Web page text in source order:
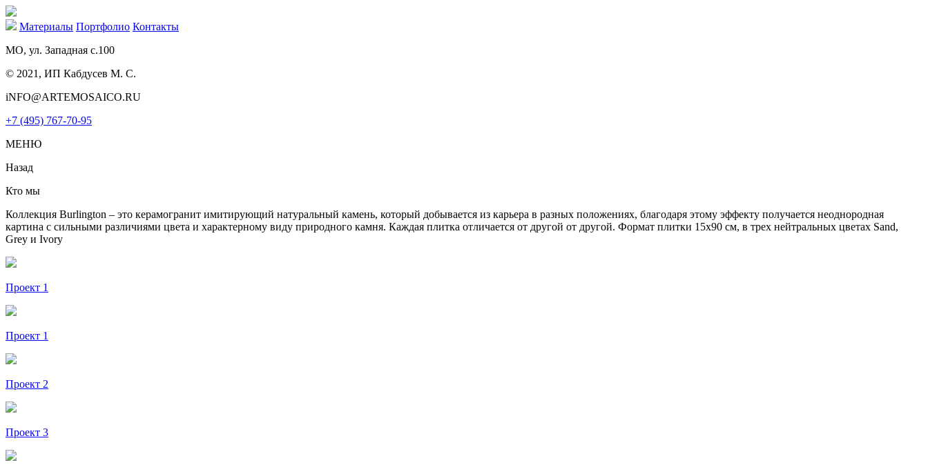
Материалы Портфолио Контакты
МО, ул. Западная с.100
© 2021, ИП Кабдусев М. С.
iNFO@ARTEMOSAICO.RU
+7 (495) 767-70-95
МЕНЮ
Назад
Кто мы
Коллекция Burlington – это керамогранит имитирующий натуральный камень, который добывается из карьера в разных положениях, благодаря этому эффекту получается неоднородная
картина с сильными различиями цвета и характерному виду природного камня. Каждая плитка отличается от другой от другой. Формат плитки 15х90 см, в трех нейтральных цветах Sand,
Grey и Ivory
Проект 1
Проект 1
Проект 2
Проект 3